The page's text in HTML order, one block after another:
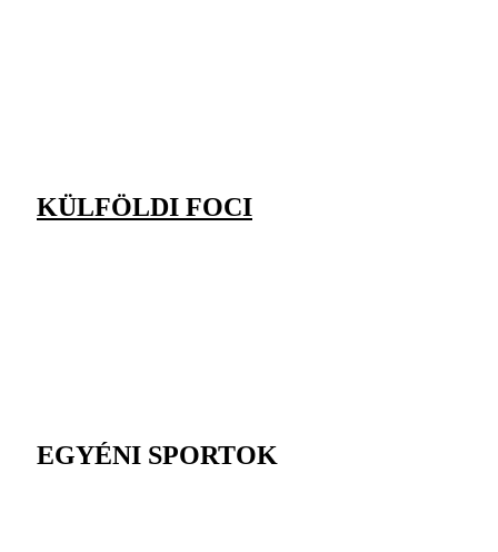
KÜLFÖLDI FOCI
EGYÉNI SPORTOK